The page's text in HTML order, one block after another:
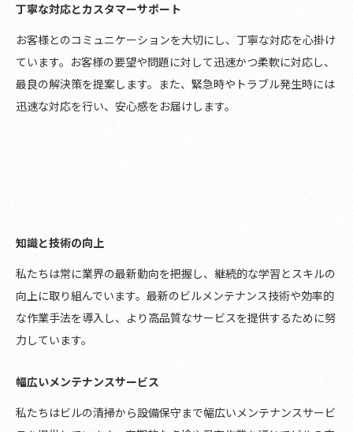
丁寧な対応とカスタマーサポート
お客様とのコミュニケーションを大切にし、丁寧な対応を心掛け
ています。お客様の要望や問題に対して迅速かつ柔軟に対応し、
最良の解決策を提案します。また、緊急時やトラブル発生時には
迅速な対応を行い、安心感をお届けします。
知識と技術の向上
私たちは常に業界の最新動向を把握し、継続的な学習とスキルの
向上に取り組んでいます。最新のビルメンテナンス技術や効率的
な作業手法を導入し、より高品質なサービスを提供するために努
力しています。
幅広いメンテナンスサービス
私たちはビルの清掃から設備保守まで幅広いメンテナンスサービ